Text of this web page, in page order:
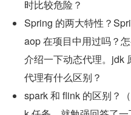
时比较危险？
Spring 的两大特性？
aop 在项目中用过吗？
介绍一下动态代理。jdk
代理有什么区别？
spark 和 flink 的区别？